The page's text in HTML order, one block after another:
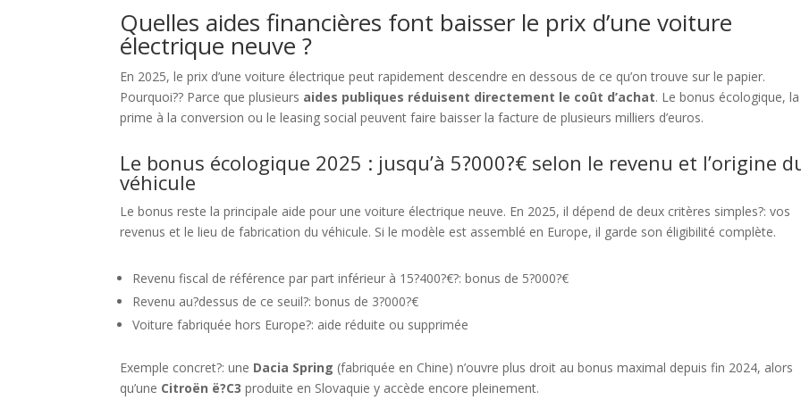
Quelles aides financières font baisser le prix d’une voiture
électrique neuve ?
En 2025, le prix d’une voiture électrique peut rapidement descendre en dessous de ce qu’on trouve sur le papier.
Pourquoi?? Parce que plusieurs aides publiques réduisent directement le coût d’achat. Le bonus écologique, la
prime à la conversion ou le leasing social peuvent faire baisser la facture de plusieurs milliers d’euros.
Le bonus écologique 2025 : jusqu’à 5?000?€ selon le revenu et l’origine
véhicule
Le bonus reste la principale aide pour une voiture électrique neuve. En 2025, il dépend de deux critères simples?: vos
revenus et le lieu de fabrication du véhicule. Si le modèle est assemblé en Europe, il garde son éligibilité complète.
Revenu fiscal de référence par part inférieur à 15?400?€?: bonus de 5?000?€
Revenu au?dessus de ce seuil?: bonus de 3?000?€
Voiture fabriquée hors Europe?: aide réduite ou supprimée
Exemple concret?: une Dacia Spring (fabriquée en Chine) n’ouvre plus droit au bonus maximal depuis fin 2024, alors
qu’une Citroën ë?C3 produite en Slovaquie y accède encore pleinement.